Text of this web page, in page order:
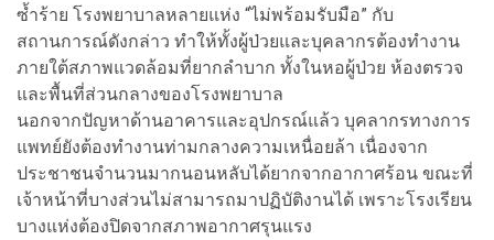
ซ้ำร้าย โรงพยาบาลหลายแห่ง “ไม่พร้อมรับมือ” กับ
สถานการณ์ดังกล่าว ทำให้ทั้งผู้ป่วยและบุคลากรต้องทำงาน
ภายใต้สภาพแวดล้อมที่ยากลำบาก ทั้งในหอผู้ป่วย ห้องตรวจ
และพื้นที่ส่วนกลางของโรงพยาบาล
นอกจากปัญหาด้านอาคารและอุปกรณ์แล้ว บุคลากรทางการ
แพทย์ยังต้องทำงานท่ามกลางความเหนื่อยล้า เนื่องจาก
ประชาชนจำนวนมากนอนหลับได้ยากจากอากาศร้อน ขณะที่
เจ้าหน้าที่บางส่วนไม่สามารถมาปฏิบัติงานได้ เพราะโรงเรียน
บางแห่งต้องปิดจากสภาพอากาศรุนแรง